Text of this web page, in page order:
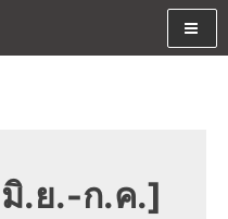
ฟแนนซ์ด้วย
.ย.-ก.ค.]